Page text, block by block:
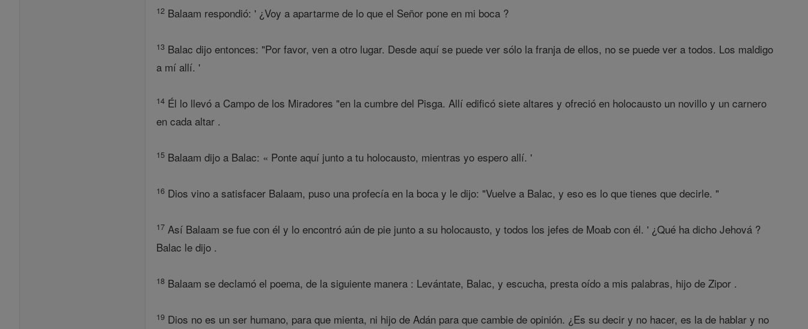
12 Balaam respondió: ' ¿Voy a apartarme de lo que el Señor pone en mi boca ?
13 Balac dijo entonces: "Por favor, ven a otro lugar. Desde aquí se puede ver sólo la franja de ellos, no se puede ver a todos. Los maldigo
a mí allí. '
14 Él lo llevó a Campo de los Miradores "en la cumbre del Pisga. Allí edificó siete altares y ofreció en holocausto un novillo y un carnero
en cada altar .
15 Balaam dijo a Balac: « Ponte aquí junto a tu holocausto, mientras yo espero allí. '
16 Dios vino a satisfacer Balaam, puso una profecía en la boca y le dijo: "Vuelve a Balac, y eso es lo que tienes que decirle. "
17 Así Balaam se fue con él y lo encontró aún de pie junto a su holocausto, y todos los jefes de Moab con él. ' ¿Qué ha dicho Jehová ?
Balac le dijo .
18 Balaam se declamó el poema, de la siguiente manera : Levántate, Balac, y escucha, presta oído a mis palabras, hijo de Zipor .
19 Dios no es un ser humano, para que mienta, ni hijo de Adán para que cambie de opinión. ¿Es su decir y no hacer, es la de hablar y no